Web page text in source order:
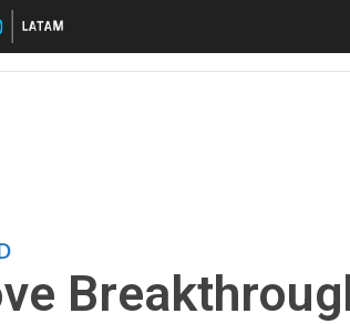
Mangrove Breakthrough: la